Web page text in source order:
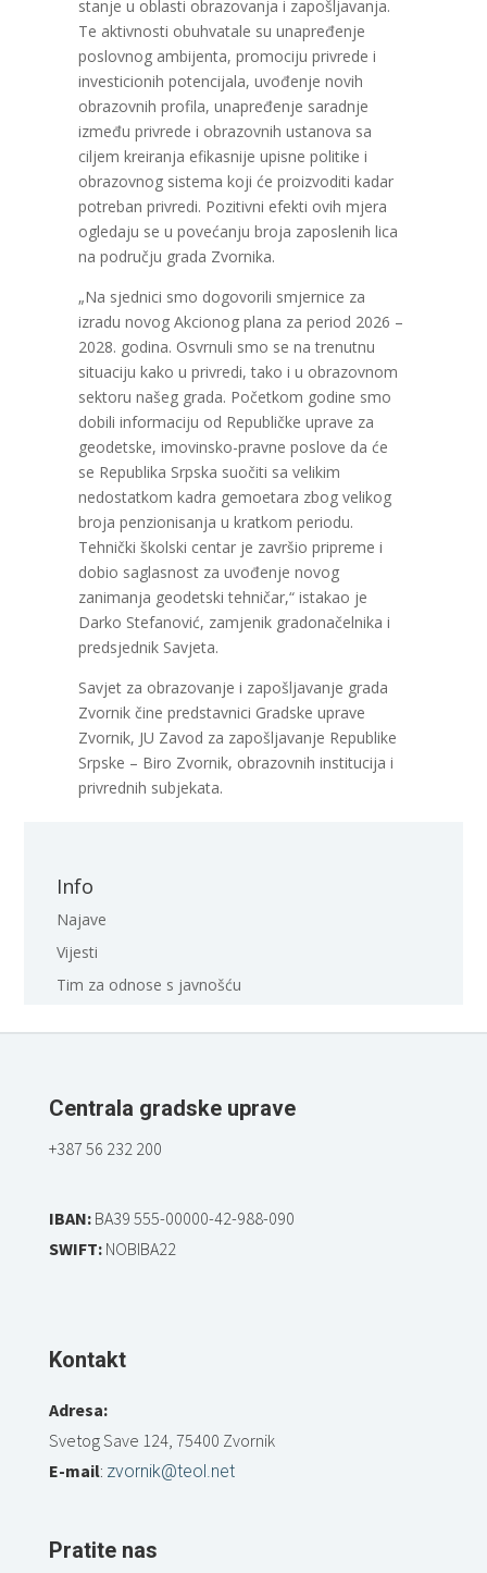
stanje u oblasti obrazovanja i zapošljavanja.
Te aktivnosti obuhvatale su unapređenje
poslovnog ambijenta, promociju privrede i
investicionih potencijala, uvođenje novih
obrazovnih profila, unapređenje saradnje
između privrede i obrazovnih ustanova sa
ciljem kreiranja efikasnije upisne politike i
obrazovnog sistema koji će proizvoditi kadar
potreban privredi. Pozitivni efekti ovih mjera
ogledaju se u povećanju broja zaposlenih lica
na području grada Zvornika.
„Na sjednici smo dogovorili smjernice za
izradu novog Akcionog plana za period 2026 –
2028. godina. Osvrnuli smo se na trenutnu
situaciju kako u privredi, tako i u obrazovnom
sektoru našeg grada. Početkom godine smo
dobili informaciju od Republičke uprave za
geodetske, imovinsko-pravne poslove da će
se Republika Srpska suočiti sa velikim
nedostatkom kadra gemoetara zbog velikog
broja penzionisanja u kratkom periodu.
Tehnički školski centar je završio pripreme i
dobio saglasnost za uvođenje novog
zanimanja geodetski tehničar,“ istakao je
Darko Stefanović, zamjenik gradonačelnika i
predsjednik Savjeta.
Savjet za obrazovanje i zapošljavanje grada
Zvornik čine predstavnici Gradske uprave
Zvornik, JU Zavod za zapošljavanje Republike
Srpske – Biro Zvornik, obrazovnih institucija i
privrednih subjekata.
Info
Najave
Vijesti
Tim za odnose s javnošću
Centrala gradske uprave
+387 56 232 200
IBAN:BA39 555-00000-42-988-090
SWIFT:NOBIBA22
Kontakt
Adresa:
Svetog Save 124, 75400 Zvornik
E-mail: zvornik@teol.net
Pratite nas